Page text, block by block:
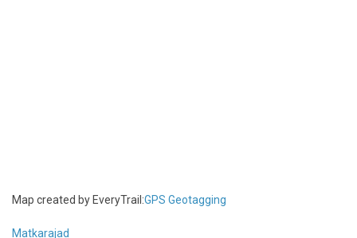
Map created by EveryTrail:GPS Geotagging
Matkarajad